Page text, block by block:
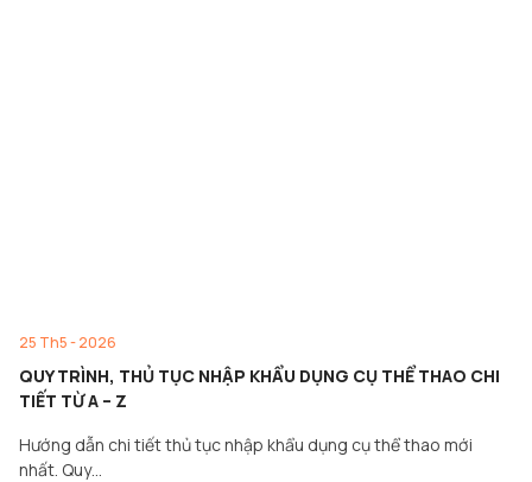
25 Th5 - 2026
QUY TRÌNH, THỦ TỤC NHẬP KHẨU DỤNG CỤ THỂ THAO CHI
TIẾT TỪ A – Z
Hướng dẫn chi tiết thủ tục nhập khẩu dụng cụ thể thao mới
nhất. Quy…